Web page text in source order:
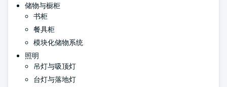
储物与橱柜
书柜
餐具柜
模块化储物系统
照明
吊灯与吸顶灯
台灯与落地灯